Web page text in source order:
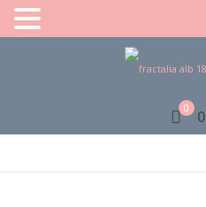
0